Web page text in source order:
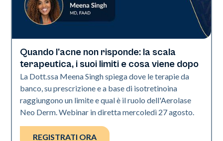
Neo Elite
Quando l'acne non risponde: la scala
terapeutica, i suoi limiti e cosa viene dopo
La Dott.ssa Meena Singh spiega dove le terapie da
banco, su prescrizione e a base di isotretinoina
raggiungono un limite e qual è il ruolo dell'Aerolase
Neo Derm. Webinar in diretta mercoledì 27 agosto.
REGISTRATI ORA